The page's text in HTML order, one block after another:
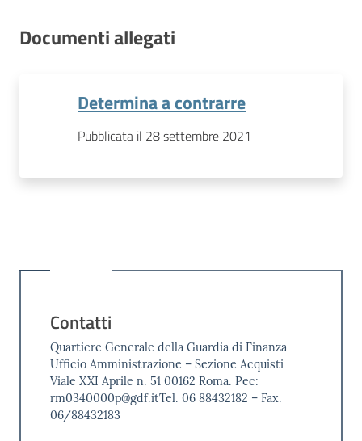
Documenti allegati
Determina a contrarre
Pubblicata il 28 settembre 2021
Contatti
Quartiere Generale della Guardia di Finanza
Ufficio Amministrazione – Sezione Acquisti
Viale XXI Aprile n. 51 00162 Roma. Pec:
rm0340000p@gdf.itTel. 06 88432182 – Fax.
06/88432183